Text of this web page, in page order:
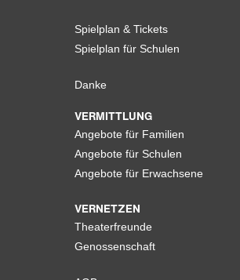
Spielplan & Tickets
Spielplan für Schulen
Danke
VERMITTLUNG
Angebote für Familien
Angebote für Schulen
Angebote für Erwachsene
VERNETZEN
Theaterfreunde
Genossenschaft